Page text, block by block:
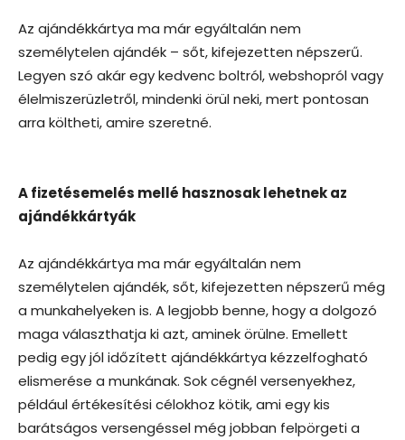
Az ajándékkártya ma már egyáltalán nem
személytelen ajándék – sőt, kifejezetten népszerű.
Legyen szó akár egy kedvenc boltról, webshopról vagy
élelmiszerüzletről, mindenki örül neki, mert pontosan
arra költheti, amire szeretné.
A fizetésemelés mellé hasznosak lehetnek az
ajándékkártyák
Az ajándékkártya ma már egyáltalán nem
személytelen ajándék, sőt, kifejezetten népszerű még
a munkahelyeken is. A legjobb benne, hogy a dolgozó
maga választhatja ki azt, aminek örülne. Emellett
pedig egy jól időzített ajándékkártya kézzelfogható
elismerése a munkának. Sok cégnél versenyekhez,
például értékesítési célokhoz kötik, ami egy kis
barátságos versengéssel még jobban felpörgeti a